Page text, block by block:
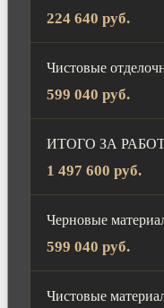
224 640 руб.
Чистовые
599 040 руб.
ИТОГО ЗА
1 497 600 руб.
Черновые
599 040 руб.
Чистовые